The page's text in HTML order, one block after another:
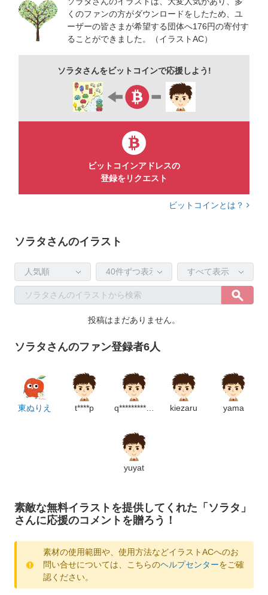
くのファンの方がダウンロードをしたため、ユ
ーザーの皆さまが希望する団体へ176円の寄付す
ることができました。（イラストAC）
ソラタさんをビットコインで応援しよう!
ビットコインアドレスの
登録をリクエスト
ビットコインとは？
ソラタさんのイラスト
投稿はまだありません。
ソラタさんのファン登録者6人
東ぬりえ t****p q*******************************p kiezaru yama
yuyat
素敵な無料イラストを提供してくれた「ソラタ」
さんに応援のコメントを贈ろう！
素材の使用範囲や、使用方法などイラストACへのお
問い合せについては、こちらのヘルプセンターをご確
認ください。